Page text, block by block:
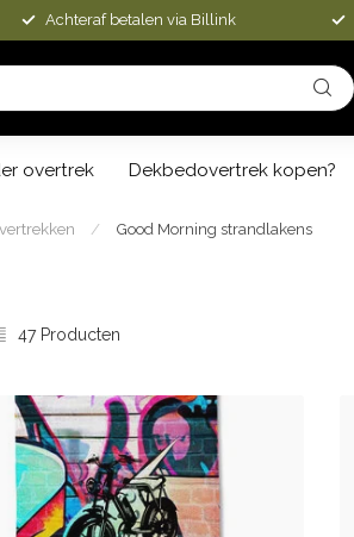
Achteraf betalen via Billink
overtrek Dekbedovertrek kopen?
/ Good Morning strandlakens
47Producten